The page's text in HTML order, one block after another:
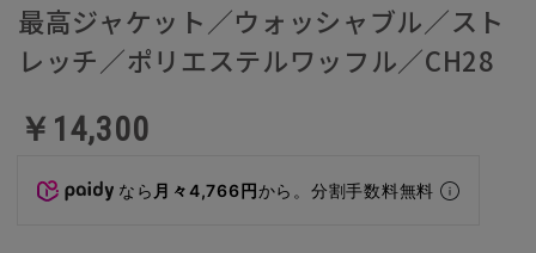
最高ジャケット／ウォッシャブル／スト
レッチ／ポリエステルワッフル／CH28
￥14,300
なら 月々4,766円から。分割手数料無料